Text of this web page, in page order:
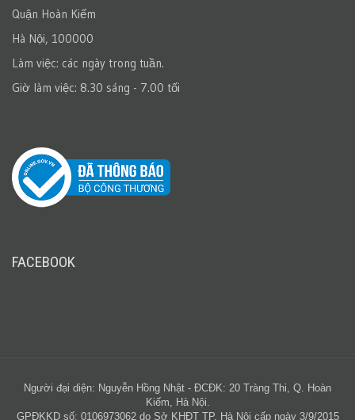
Quận Hoàn Kiếm
Hà Nội, 100000
Làm việc: các ngày trong tuần.
Giờ làm việc: 8.30 sáng - 7.00 tối
FACEBOOK
Người đại diện: Nguyễn Hồng Nhật - ĐCĐK: 20 Tràng Thi, Q. Hoàn
Kiếm, Hà Nội.
GPĐKKD số: 0106973062 do Sở KHĐT TP. Hà Nội cấp ngày 3/9/2015